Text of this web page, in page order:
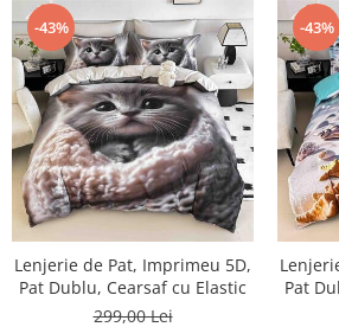
-43%
Lenjerie de Pat, Imprimeu 5D,
Pat Dublu, Cearsaf cu Elastic
299,00 Lei
-43%
Pat